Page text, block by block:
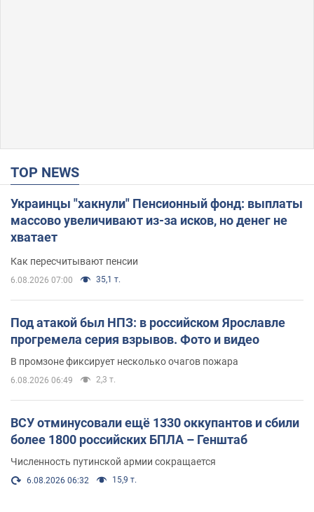
TOP NEWS
Украинцы "хакнули" Пенсионный фонд: выплаты
массово увеличивают из-за исков, но денег не
хватает
Как пересчитывают пенсии
6.08.2026 07:00 35,1 т.
Под атакой был НПЗ: в российском Ярославле
прогремела серия взрывов. Фото и видео
В промзоне фиксирует несколько очагов пожара
6.08.2026 06:49 2,3 т.
ВСУ отминусовали ещё 1330 оккупантов и сбили
более 1800 российских БПЛА – Генштаб
Численность путинской армии сокращается
6.08.2026 06:32 15,9 т.